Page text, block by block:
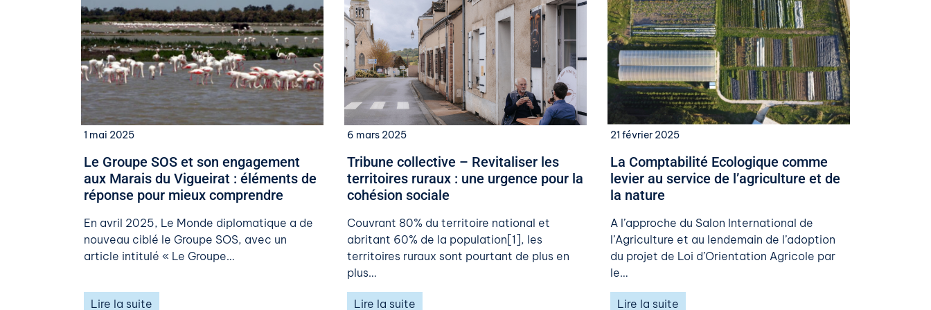
1 mai 2025
Le Groupe SOS et son engagement
aux Marais du Vigueirat : éléments de
réponse pour mieux comprendre
En avril 2025, Le Monde diplomatique a de
nouveau ciblé le Groupe SOS, avec un
article intitulé « Le Groupe…
Lire la suite
6 mars 2025
Tribune collective – Revitaliser les
territoires ruraux : une urgence pour la
cohésion sociale
Couvrant 80% du territoire national et
abritant 60% de la population[1], les
territoires ruraux sont pourtant de plus en
plus…
Lire la suite
21 février 2025
La Comptabilité Ecologique comme
levier au service de l’agriculture et de
la nature
A l’approche du Salon International de
l’Agriculture et au lendemain de l’adoption
du projet de Loi d’Orientation Agricole par
le…
Lire la suite